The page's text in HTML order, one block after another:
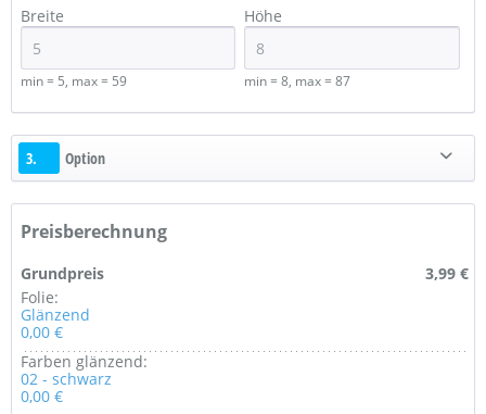
Breite Höhe
min = 5, max = 59 min = 8, max = 87
3. Option
Preisberechnung
Grundpreis
3,99 €
Folie:
Glänzend
0,00 €
Farben glänzend:
02 - schwarz
0,00 €